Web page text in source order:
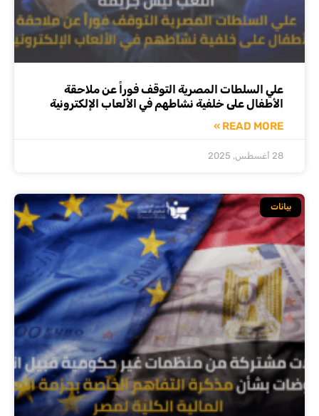
علي السلطات المصرية التوقف فوراً عن ملاحقة
الأطفال على خلفية نشاطهم في الألعاب الإلكترونية
READ MORE »
28 أغسطس, 2025
بيانات